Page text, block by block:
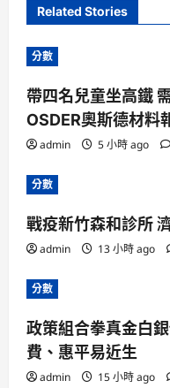
Related Stories
分數
帶四名兒童坐高鐵
OSDER奧斯德材料
admin 5 小時 ago
分數
戰疫新竹森和診所
admin 13 小時 ago
分數
政策組合拳真金白
費、惠平易近生
admin 15 小時 ago